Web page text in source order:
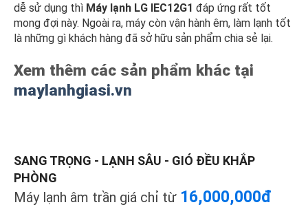
dễ sử dụng thì Máy lạnh LG IEC12G1 đáp ứng rất tốt
mong đợi này. Ngoài ra, máy còn vận hành êm, làm lạnh tốt
là những gì khách hàng đã sở hữu sản phẩm chia sẻ lại.
Xem thêm các sản phẩm khác tại
maylanhgiasi.vn
SANG TRỌNG - LẠNH SÂU - GIÓ ĐỀU KHẮP
PHÒNG
Máy lạnh âm trần giá chỉ từ 16,000,000đ